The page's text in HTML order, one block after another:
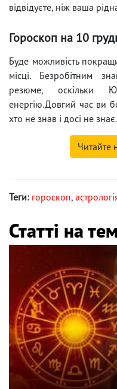
відвідуєте, ніж ваша
Гороскоп на 10
Буде можливість
місці. Безробітним
резюме, оскільки
енергію.Довгий час ви
хто не знав і досі не
Читайте
Теги: гороскоп,
Статті на